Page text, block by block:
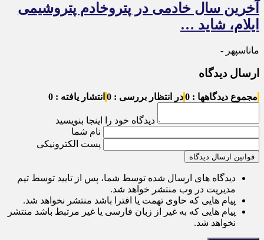
آخرین سال خادمی در پتروخادم پتروشیمی
ایلام، شاید …
ماناسپهر -
ارسال دیدگاه
مجموع دیدگاهها : 0 در انتظار بررسی : 0 انتشار یافته : 0
دیدگاه خود را اینجا بنویسید
نام شما
پست الکترونیکی
قوانین ارسال دیدگاه
دیدگاه های ارسال شده توسط شما، پس از تایید توسط تیم
مدیریت در وب منتشر خواهد شد.
پیام هایی که حاوی تهمت یا افترا باشد منتشر نخواهد شد.
پیام هایی که به غیر از زبان فارسی یا غیر مرتبط باشد منتشر
نخواهد شد.